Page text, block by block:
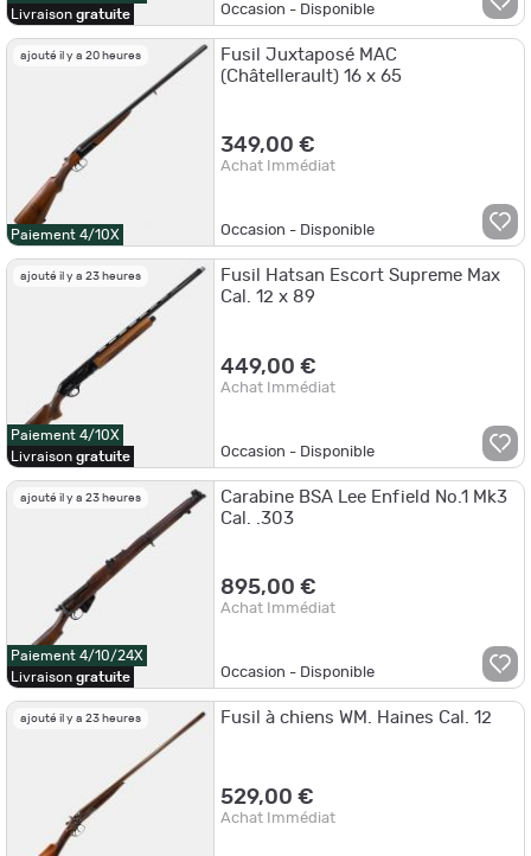
Livraison gratuite Occasion - Disponible
ajouté il y a 20 heures
Paiement 4/10X
Fusil Juxtaposé MAC
(Châtellerault) 16 x 65
349,00 €
Achat Immédiat
Occasion - Disponible
ajouté il y a 23 heures
Paiement 4/10X
Livraison gratuite
Fusil Hatsan Escort Supreme Max
Cal. 12 x 89
449,00 €
Achat Immédiat
Occasion - Disponible
ajouté il y a 23 heures
Paiement 4/10/24X
Livraison gratuite
Carabine BSA Lee Enfield No.1 Mk3
Cal. .303
895,00 €
Achat Immédiat
Occasion - Disponible
ajouté il y a 23 heures Fusil à chiens WM. Haines Cal. 12
529,00 €
Achat Immédiat